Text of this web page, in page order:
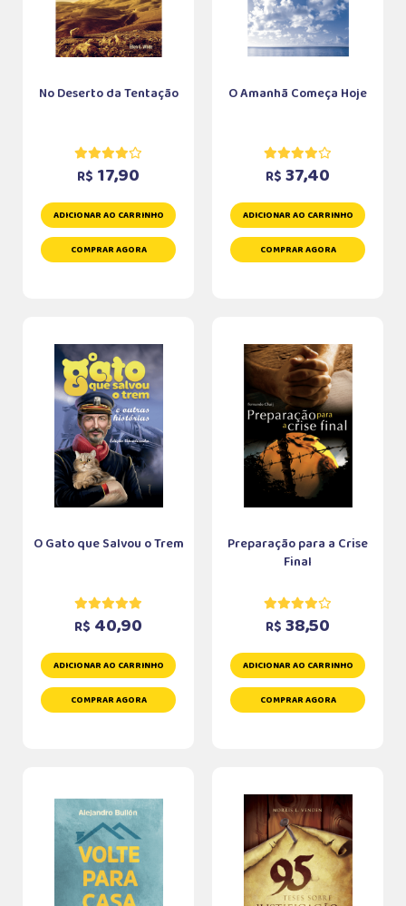
No Deserto da Tentação
R$ 17,90
ADICIONAR AO CARRINHO
COMPRAR AGORA
O Amanhã Começa Hoje
R$ 37,40
ADICIONAR AO CARRINHO
COMPRAR AGORA
O Gato que Salvou o Trem
R$ 40,90
ADICIONAR AO CARRINHO
COMPRAR AGORA
Preparação para a Crise
Final
R$ 38,50
ADICIONAR AO CARRINHO
COMPRAR AGORA